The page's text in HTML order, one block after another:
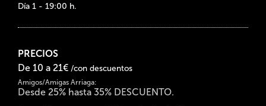
Día 1 - 19:00 h.
PRECIOS
De 10 a 21€ /con descuentos
Amigos/Amigas Arriaga:
Desde 25% hasta 35% DESCUENTO.